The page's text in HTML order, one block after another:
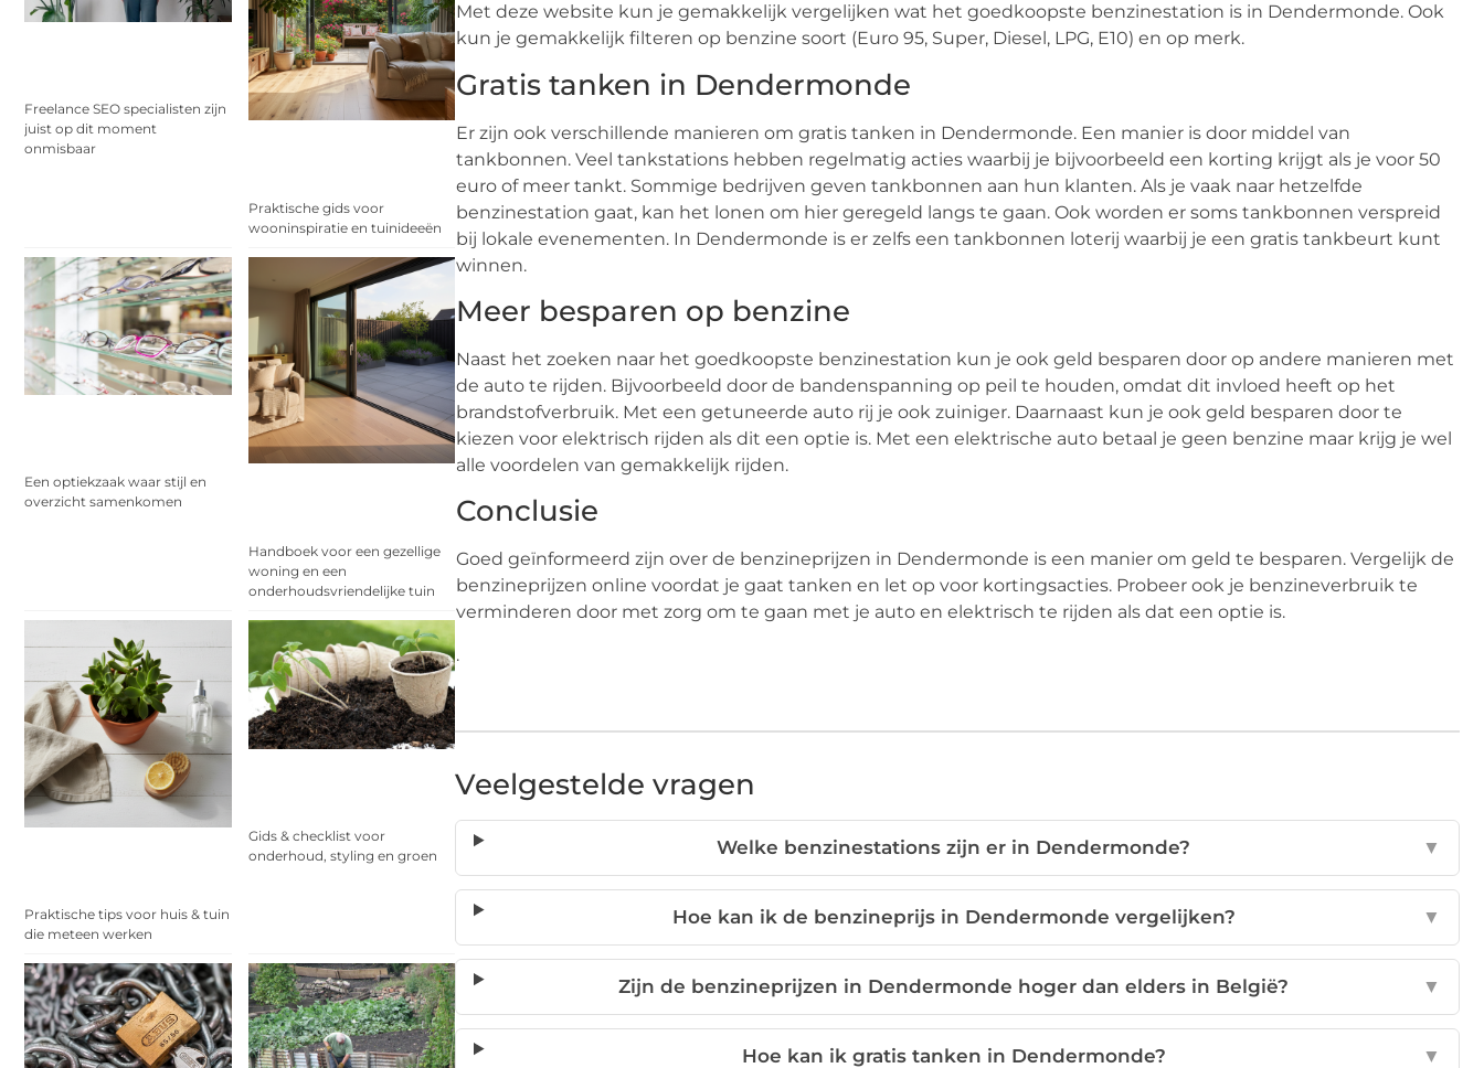
Freelance SEO specialisten zijn
juist op dit moment
onmisbaar
Praktische gids voor
wooninspiratie en tuinideeën
Een optiekzaak waar stijl en
overzicht samenkomen
Handboek voor een gezellige
woning en een
onderhoudsvriendelijke tuin
Praktische tips voor huis & tuin
die meteen werken
Gids & checklist voor
onderhoud, styling en groen
Met deze website kun je gemakkelijk vergelijken wat het goedkoopste benzinestation is in Dendermonde. Ook
kun je gemakkelijk filteren op benzine soort (Euro 95, Super, Diesel, LPG, E10) en op merk.
Gratis tanken in Dendermonde
Er zijn ook verschillende manieren om gratis tanken in Dendermonde. Een manier is door middel van
tankbonnen. Veel tankstations hebben regelmatig acties waarbij je bijvoorbeeld een korting krijgt als je voor 50
euro of meer tankt. Sommige bedrijven geven tankbonnen aan hun klanten. Als je vaak naar hetzelfde
benzinestation gaat, kan het lonen om hier geregeld langs te gaan. Ook worden er soms tankbonnen verspreid
bij lokale evenementen. In Dendermonde is er zelfs een tankbonnen loterij waarbij je een gratis tankbeurt kunt
winnen.
Meer besparen op benzine
Naast het zoeken naar het goedkoopste benzinestation kun je ook geld besparen door op andere manieren met
de auto te rijden. Bijvoorbeeld door de bandenspanning op peil te houden, omdat dit invloed heeft op het
brandstofverbruik. Met een getuneerde auto rij je ook zuiniger. Daarnaast kun je ook geld besparen door te
kiezen voor elektrisch rijden als dit een optie is. Met een elektrische auto betaal je geen benzine maar krijg je wel
alle voordelen van gemakkelijk rijden.
Conclusie
Goed geïnformeerd zijn over de benzineprijzen in Dendermonde is een manier om geld te besparen. Vergelijk de
benzineprijzen online voordat je gaat tanken en let op voor kortingsacties. Probeer ook je benzineverbruik te
verminderen door met zorg om te gaan met je auto en elektrisch te rijden als dat een optie is.
.
Veelgestelde vragen
Welke benzinestations zijn er in Dendermonde? ▼
Hoe kan ik de benzineprijs in Dendermonde vergelijken? ▼
Zijn de benzineprijzen in Dendermonde hoger dan elders in België? ▼
Hoe kan ik gratis tanken in Dendermonde? ▼